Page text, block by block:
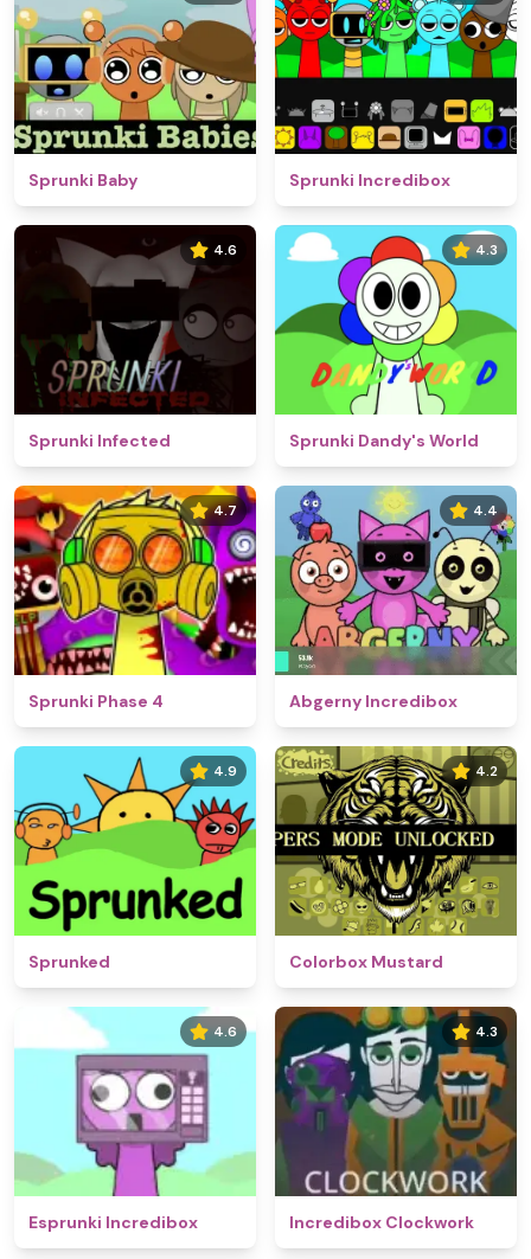
Sprunki Baby Sprunki Incredibox
4.6
Sprunki Infected
4.3
Sprunki Dandy's World
4.7
Sprunki Phase 4
4.4
Abgerny Incredibox
4.9
Sprunked
4.2
Colorbox Mustard
4.6
Esprunki Incredibox
4.3
Incredibox Clockwork